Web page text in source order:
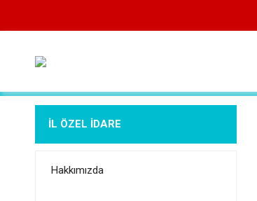
İL ÖZEL İDARE
Hakkımızda